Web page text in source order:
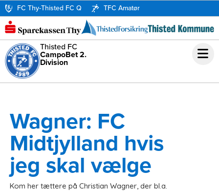
FC Thy-Thisted FC Q TFC Amatør
Thisted FC
CampoBet 2.
Division
Wagner: FC
Midtjylland hvis
jeg skal vælge
Kom her tættere på Christian Wagner, der bl.a.